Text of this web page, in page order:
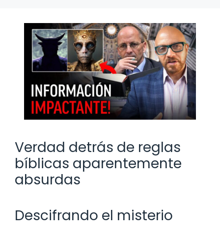
Verdad detrás de reglas
bíblicas aparentemente
absurdas
Descifrando el misterio